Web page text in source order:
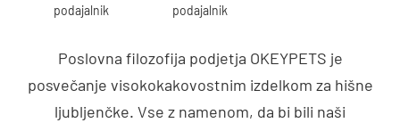
podajalnik
podajalnik
Poslovna filozofija podjetja OKEYPETS je
posvečanje visokokakovostnim izdelkom za hišne
ljubljenčke. Vse z namenom, da bi bili naši